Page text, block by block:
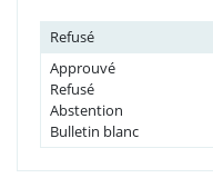
Refusé
Approuvé
Refusé
Abstention
Bulletin blanc